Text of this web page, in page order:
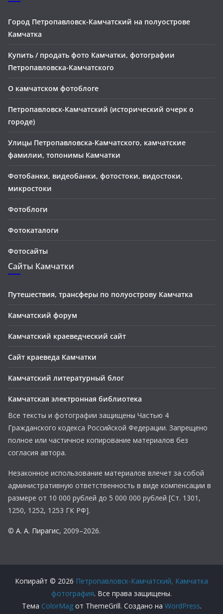
Город Петропавловск-Камчатский на полуострове
Камчатка
Купить / продать фото Камчатки, фотографии
Петропавловска-Камчатского
О камчатском фотоблоге
Петропавловск-Камчатский (исторический очерк о
городе)
Улицы Петропавловска-Камчатского, камчатские
фамилии, топонимы Камчатки
Фотобанки, видеобанки, фотостоки, видостоки,
микростоки
Фотоблоги
Фотокаталоги
Фотосайты
Сайты Камчатки
Путешествия, трансферы по полуострову Камчатка
Камчатский форум
Камчатский краеведческий сайт
Сайт краеведа Камчатки
Камчатский литературный блог
Камчатская электронная библиотека
Все тексты и фотографии защищены Частью 4
Гражданского кодекса Российской Федерации. Запрещено
полное или частичное копирование материалов без
согласия автора.
Незаконное использование материалов влечет за собой
административную ответственность в виде компенсации в
размере от 10 000 рублей до 5 000 000 рублей [Ст. 1301,
1250, 1252, 1253 ГК РФ].
© А. А. Пирагис, 2009–2026.
Копирайт © 2026 Петропавловск-Камчатский, Камчатка
фотография. Все права защищены.
Тема ColorMagот ThemeGrill. Создано на WordPress.